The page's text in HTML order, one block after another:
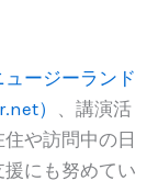
ュージーランド
）
、講演活
や訪問中の日
にも努めてい